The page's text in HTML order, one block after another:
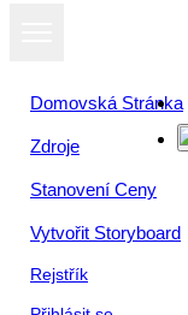
Domovská Stránka
Zdroje
Stanovení Ceny
Vytvořit Storyboard
Rejstřík